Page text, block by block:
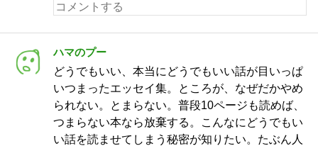
ハマのプー
どうでもいい、本当にどうでもいい話が目いっぱ
いつまったエッセイ集。ところが、なぜだかやめ
られない。とまらない。普段10ページも読めば、
つまらない本なら放棄する。こんなにどうでもい
い話を読ませてしまう秘密が知りたい。たぶん人